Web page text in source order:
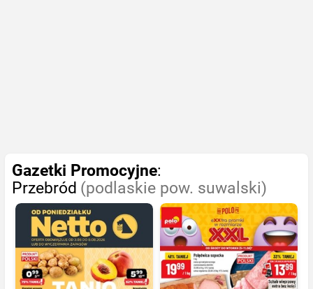
Gazetki Promocyjne:
Przebród (podlaskie pow. suwalski)